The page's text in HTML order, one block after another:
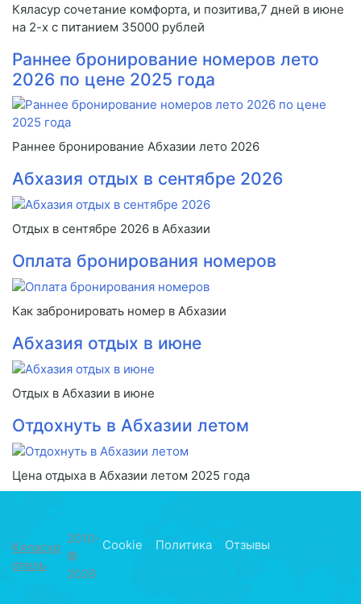
Кяласур сочетание комфорта, и позитива,7 дней в июне
на 2-х с питанием 35000 рублей
Раннее бронирование номеров лето
2026 по цене 2025 года
Раннее бронирование Абхазии лето 2026
Абхазия отдых в сентябре 2026
Отдых в сентябре 2026 в Абхазии
Оплата бронирования номеров
Как забронировать номер в Абхазии
Абхазия отдых в июне
Отдых в Абхазии в июне
Отдохнуть в Абхазии летом
Цена отдыха в Абхазии летом 2025 года
Кяласур
отель
2010-
©
2026
Cookie Политика Отзывы